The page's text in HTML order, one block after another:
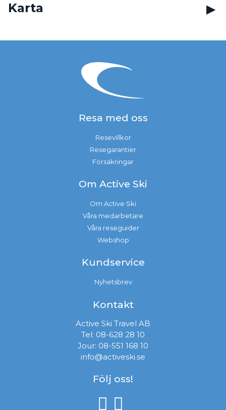
Karta
Resa med oss
Resevillkor
Resegarantier
Försäkringar
Om Active Ski
Om Active Ski
Våra medarbetare
Våra reseguider
Webshop
Kundservice
Nyhetsbrev
Kontakt
Active Ski Travel AB
Tel: 08-628 28 10
Jour: 08-551 168 10
info@activeski.se
Följ oss!